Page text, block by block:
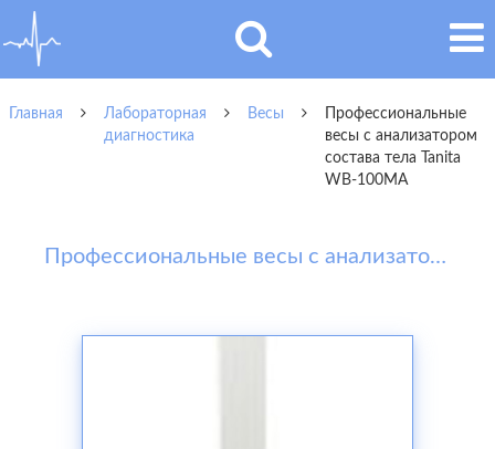
Главная
Лабораторная
диагностика
Весы
Профессиональные
весы с анализатором
состава тела Tanita
WB-100MA
Профессиональные весы с анализатором состава тела Tanita WB-100MA